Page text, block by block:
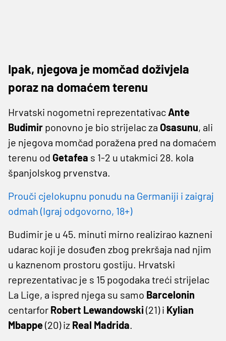
Ipak, njegova je momčad doživjela
poraz na domaćem terenu
Hrvatski nogometni reprezentativac Ante
Budimir ponovno je bio strijelac za Osasunu, ali
je njegova momčad poražena pred na domaćem
terenu od Getafea s 1-2 u utakmici 28. kola
španjolskog prvenstva.
Prouči cjelokupnu ponudu na Germaniji i zaigraj
odmah (Igraj odgovorno, 18+)
Budimir je u 45. minuti mirno realizirao kazneni
udarac koji je dosuđen zbog prekršaja nad njim
u kaznenom prostoru gostiju. Hrvatski
reprezentativac je s 15 pogodaka treći strijelac
La Lige, a ispred njega su samo Barcelonin
centarfor Robert Lewandowski (21) i Kylian
Mbappe(20) iz Real Madrida.